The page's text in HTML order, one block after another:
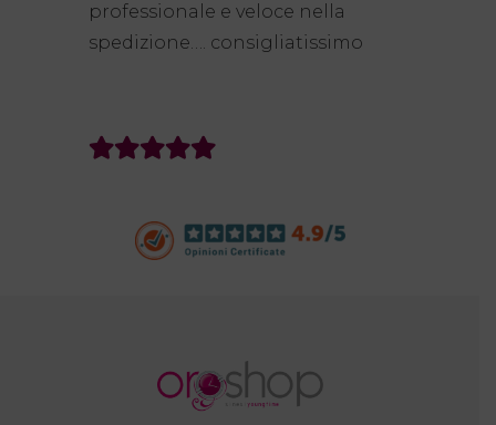
confezione regalo impeccabile, il
portachiavi Baraka è piaciuto molto